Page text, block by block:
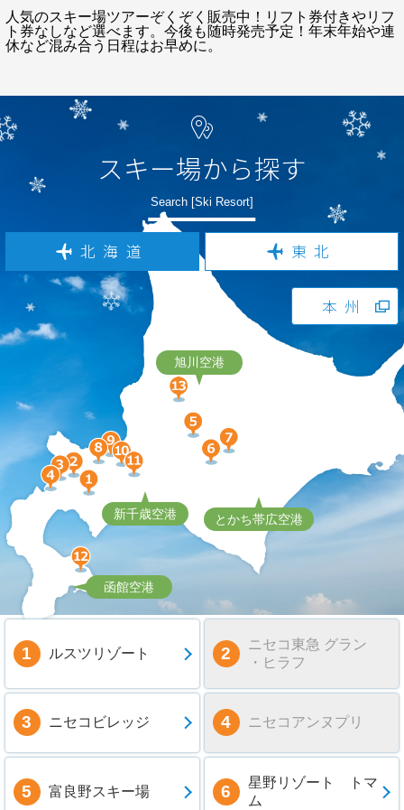
人気のスキー場ツアーぞくぞく販売中！リフト券付きやリフ
ト券なしなど選べます。今後も随時発売予定！年末年始や連
休など混み合う日程はお早めに。
スキー場から探す
Search [Ski Resort]
北海道 東北
本州
ルスツリゾート
ニセコ東急 グラン
・ヒラフ
ニセコビレッジ ニセコアンヌプリ
富良野スキー場
星野リゾート トマ
ム
旭川空港
新千歳空港 とかち帯広空港
函館空港